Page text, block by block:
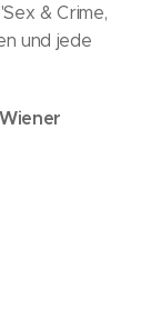
& Crime,
und jede